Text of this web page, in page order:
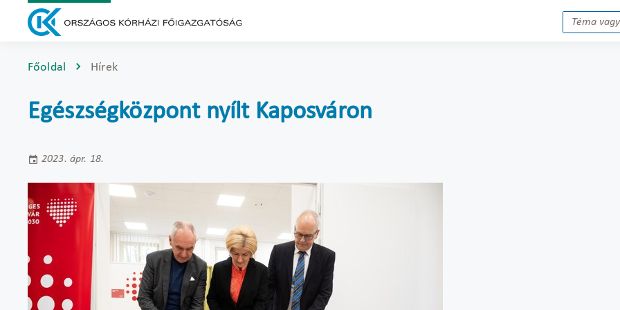
Főoldal Hírek
Egészségközpont nyílt Kaposváron
2023. ápr. 18.